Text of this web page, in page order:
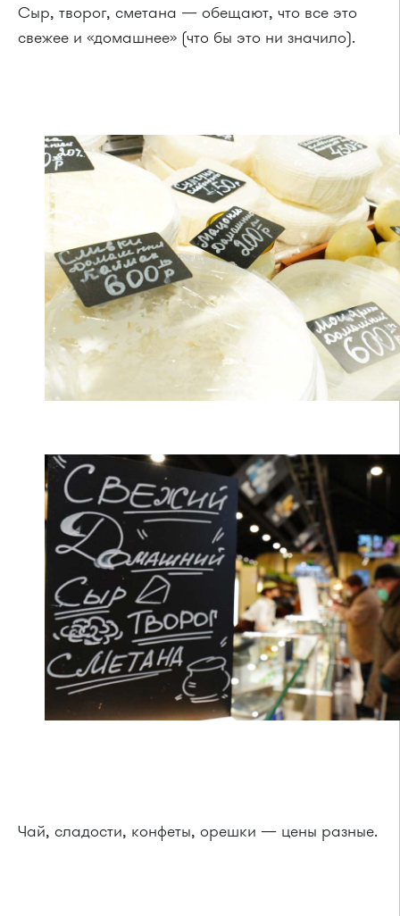
Сыр, творог, сметана — обещают, что все это
свежее и «домашнее» (что бы это ни значило).
Чай, сладости, конфеты, орешки — цены разные.